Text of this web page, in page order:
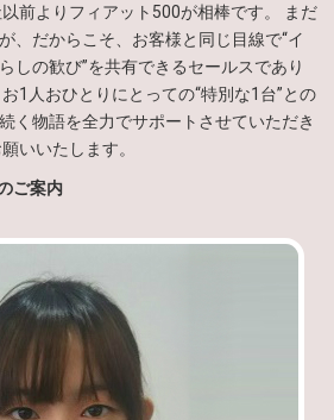
前よりフィアット500が相棒です。 まだ
、だからこそ、お客様と同じ目線で“イ
しの歓び”を共有できるセールスであり
1人おひとりにとっての“特別な1台”との
く物語を全力でサポートさせていただき
いいたします。
ご案内